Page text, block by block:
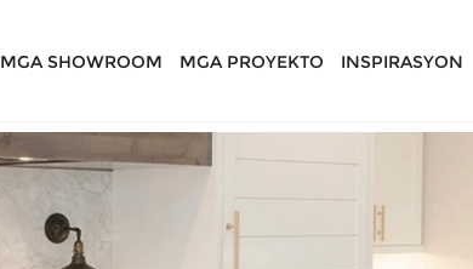
MGA SHOWROOM MGA PROYEKTO INSPIRASYON